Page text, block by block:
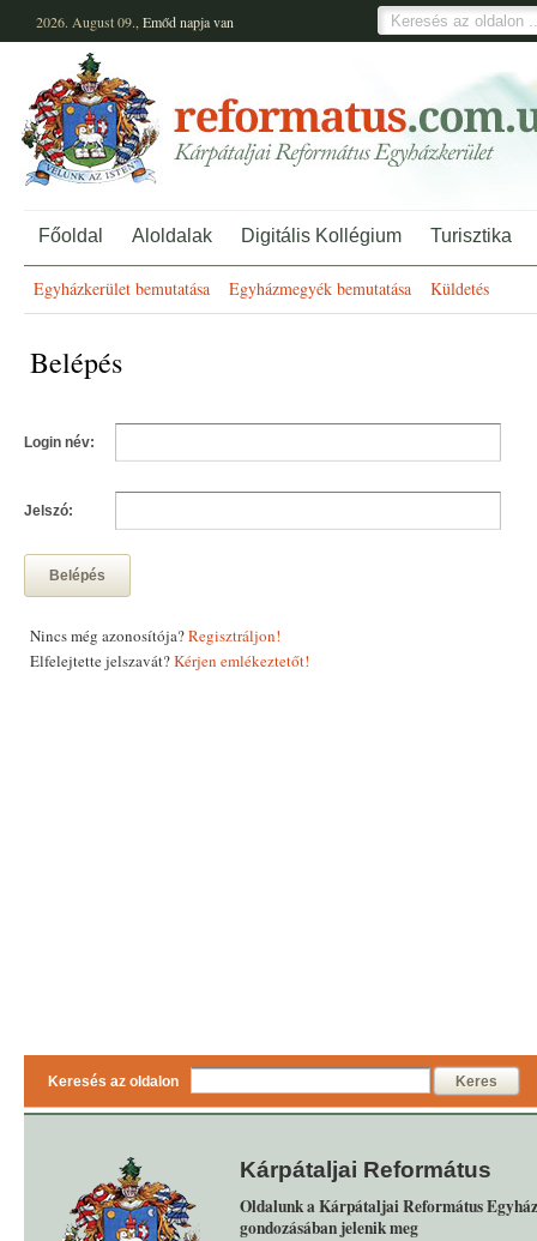
2026. August 09., Emődnapja van
Főoldal Aloldalak Digitális Kollégium Turisztika
Egyházkerület bemutatása Egyházmegyék bemutatása Küldetés
Belépés
Login név:
Jelszó:
Belépés
Nincs még azonosítója?Regisztráljon!
Elfelejtette jelszavát?Kérjen emlékeztetőt!
Keresés az oldalon Keres
Kárpátaljai Református
Oldalunk a Kárpátaljai Református
gondozásában jelenik meg